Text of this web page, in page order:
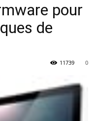
pour
de
0
11739